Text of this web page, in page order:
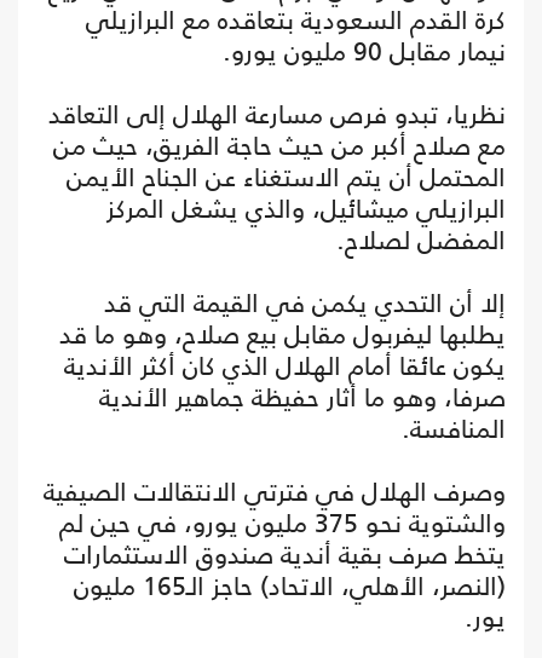
كرة القدم السعودية بتعاقده مع البرازيلي
نيمار مقابل 90 مليون يورو.
نظريا، تبدو فرص مسارعة الهلال إلى التعاقد
مع صلاح أكبر من حيث حاجة الفريق، حيث من
المحتمل أن يتم الاستغناء عن الجناح الأيمن
البرازيلي ميشائيل، والذي يشغل المركز
المفضل لصلاح.
إلا أن التحدي يكمن في القيمة التي قد
يطلبها ليفربول مقابل بيع صلاح، وهو ما قد
يكون عائقا أمام الهلال الذي كان أكثر الأندية
صرفا، وهو ما أثار حفيظة جماهير الأندية
المنافسة.
وصرف الهلال في فترتي الانتقالات الصيفية
والشتوية نحو 375 مليون يورو، في حين لم
يتخط صرف بقية أندية صندوق الاستثمارات
(النصر، الأهلي، الاتحاد) حاجز الـ165 مليون
يور.